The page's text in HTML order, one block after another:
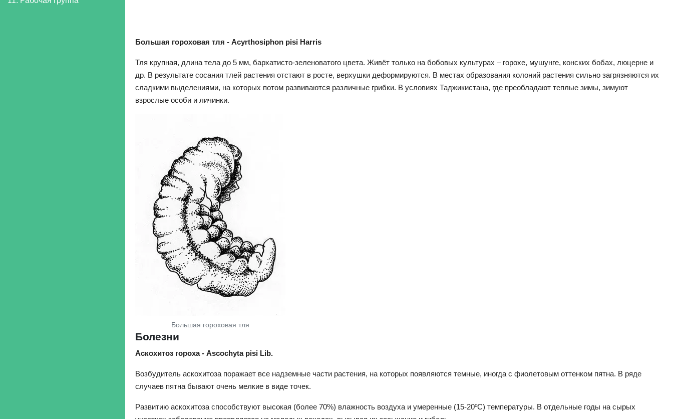
Большая гороховая тля - Acyrthosiphon pisi Harris
Тля крупная, длина тела до 5 мм, бархатисто-зеленоватого цвета. Живёт только на бобовых культурах – горохе, мушунге, конских бобах, люцерне и
др. В результате сосания тлей растения отстают в росте, верхушки деформируются. В местах образования колоний растения сильно загрязняются их
сладкими выделениями, на которых потом развиваются различные грибки. В условиях Таджикистана, где преобладают теплые зимы, зимуют
взрослые особи и личинки.
Большая гороховая тля
Болезни
Аскохитоз гороха - Ascochyta pisi Lib.
Возбудитель аскохитоза поражает все надземные части растения, на которых появляются темные, иногда с фиолетовым оттенком пятна. В ряде
случаев пятна бывают очень мелкие в виде точек.
Развитию аскохитоза способствуют высокая (более 70%) влажность воздуха и умеренные (15-20ºС) температуры. В отдельные годы на сырых